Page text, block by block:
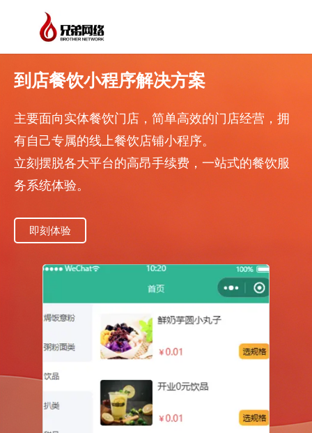
到店餐饮小程序解决方案
主要面向实体餐饮门店，简单高效的门店经营，拥
有自己专属的线上餐饮店铺小程序。
立刻摆脱各大平台的高昂手续费，一站式的餐饮服
务系统体验。
即刻体验